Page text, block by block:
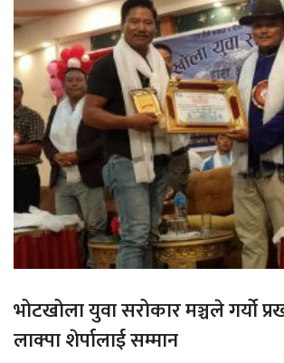
भोटखोला युवा सरोकार मञ्चले गर्यो
लाक्पा शेर्पालाई सम्मान